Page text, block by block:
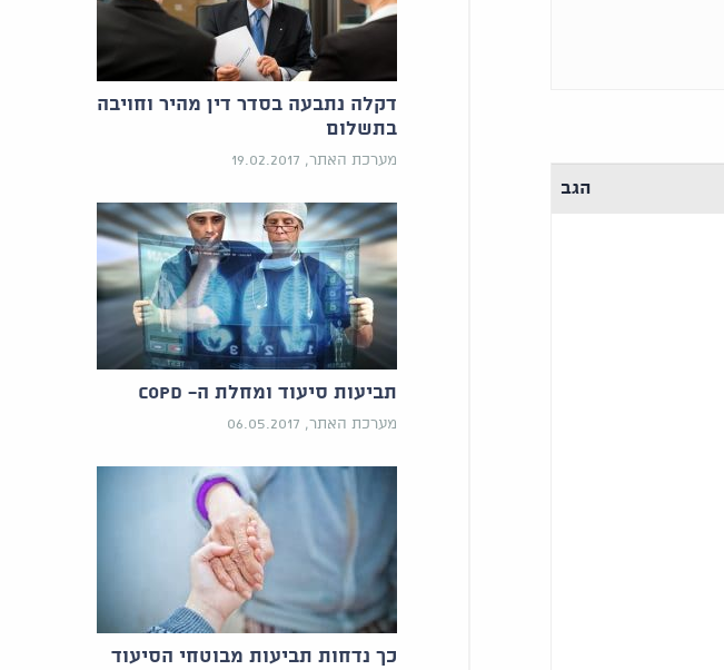
הגב
דקלה נתבעה בסדר דין מהיר וחויבה
בתשלום
מערכת האתר, 19.02.2017
תביעות סיעוד ומחלת ה- COPD
מערכת האתר, 06.05.2017
כך נדחות תביעות מבוטחי הסיעוד